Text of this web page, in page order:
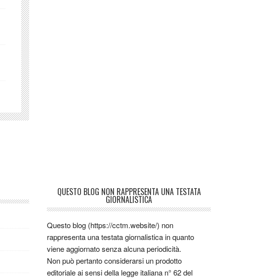
QUESTO BLOG NON RAPPRESENTA UNA TESTATA
GIORNALISTICA
Questo blog (https://cctm.website/) non
rappresenta una testata giornalistica in quanto
viene aggiornato senza alcuna periodicità.
Non può pertanto considerarsi un prodotto
editoriale ai sensi della legge italiana n° 62 del